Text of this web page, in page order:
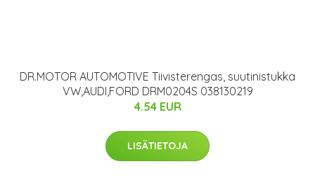
DR.MOTOR AUTOMOTIVE Tiivisterengas, suutinistukka
VW,AUDI,FORD DRM0204S 038130219
4.54 EUR
LISÄTIETOJA